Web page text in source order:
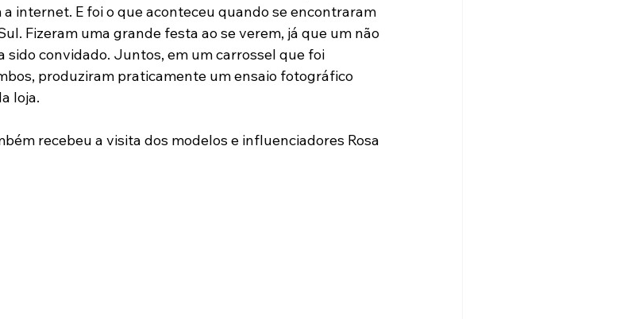
internet. E foi o que aconteceu quando se encontraram
Fizeram uma grande festa ao se verem, já que um não
convidado. Juntos, em um carrossel que foi
produziram praticamente um ensaio fotográfico
loja.
recebeu a visita dos modelos e influenciadores Rosa